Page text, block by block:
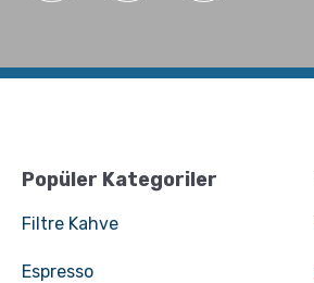
Popüler Kategoriler
Filtre Kahve
Espresso